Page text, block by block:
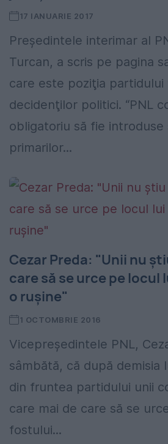
17 IANUARIE 2017
Preşedintele interimar al
Turcan, a scris pe pagina
care este poziţia partidului
decidenţilor politici. “PNL
obligatoriu să fie introduse
primarilor...
Cezar Preda: "Unii nu
care să se urce pe locul
o rușine"
1 OCTOMBRIE 2016
Vicepreşedintele PNL,
sâmbătă, că după demisia
din fruntea partidului unii
care mai de care să se
fostului...